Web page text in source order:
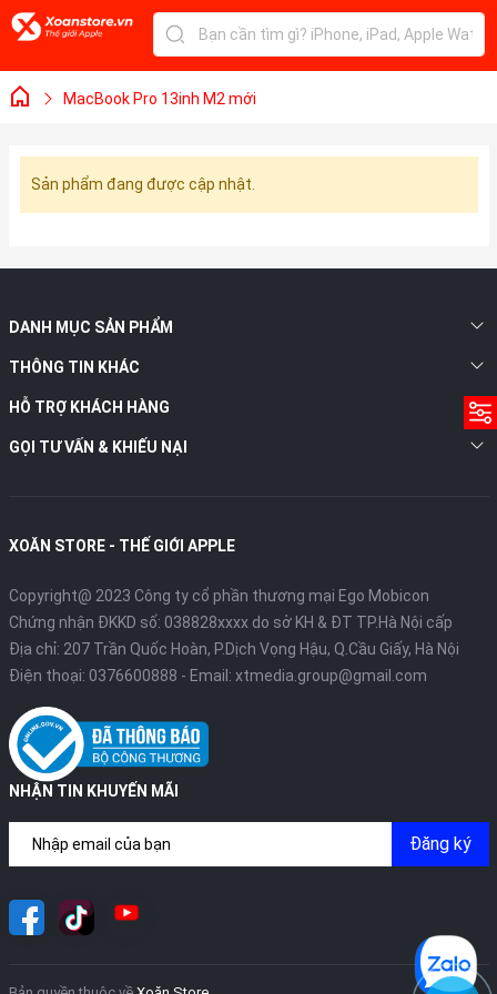
MacBook Pro 13inh M2 mới
Sản phẩm đang được cập nhật.
DANH MỤC SẢN PHẨM
THÔNG TIN KHÁC
HỖ TRỢ KHÁCH HÀNG
GỌI TƯ VẤN & KHIẾU NẠI
XOĂN STORE - THẾ GIỚI APPLE
Copyright@ 2023 Công ty cổ phần thương mại Ego Mobicon
Chứng nhận ĐKKD số: 038828xxxx do sở KH & ĐT TP.Hà Nội cấp
Địa chỉ: 207 Trần Quốc Hoàn, P.Dịch Vọng Hậu, Q.Cầu Giấy, Hà Nội
Điện thoại: 0376600888 - Email: xtmedia.group@gmail.com
NHẬN TIN KHUYẾN MÃI
Đăng ký